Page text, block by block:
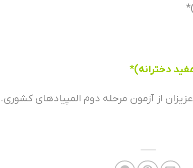
دخترانه)*
از آزمون مرحله دوم المپیادهای کشوری.